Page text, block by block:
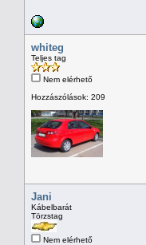
whiteg
Teljes tag
Nem elérhető
Hozzászólások: 209
Jani
Kábelbarát
Törzstag
Nem elérhető